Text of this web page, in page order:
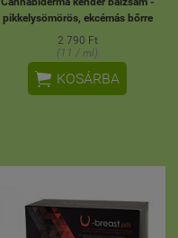
pikkelysömörös, ekcémás bőrre
2 790 Ft
(11 / ml)
 KOSÁRBA